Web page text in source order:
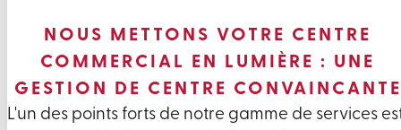
NOUS METTONS VOTRE CENTRE
COMMERCIAL EN LUMIÈRE : UNE
GESTION DE CENTRE CONVAINCANTE
L'un des points forts de notre gamme de services